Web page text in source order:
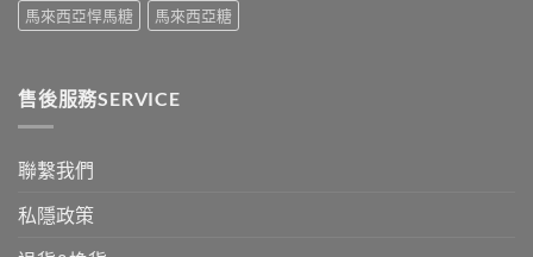
解〉
中
馬來西亞悍馬糖
馬來西亞糖
售後服務SERVICE
聯繫我們
私隱政策